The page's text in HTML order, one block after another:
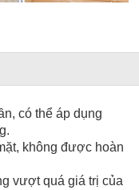
có thể áp dụng
không được hoàn
vượt quá giá trị của